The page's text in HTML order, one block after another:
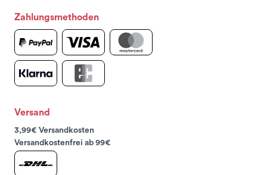
Zahlungsmethoden
Versand
3,99€ Versandkosten
Versandkostenfrei ab 99€